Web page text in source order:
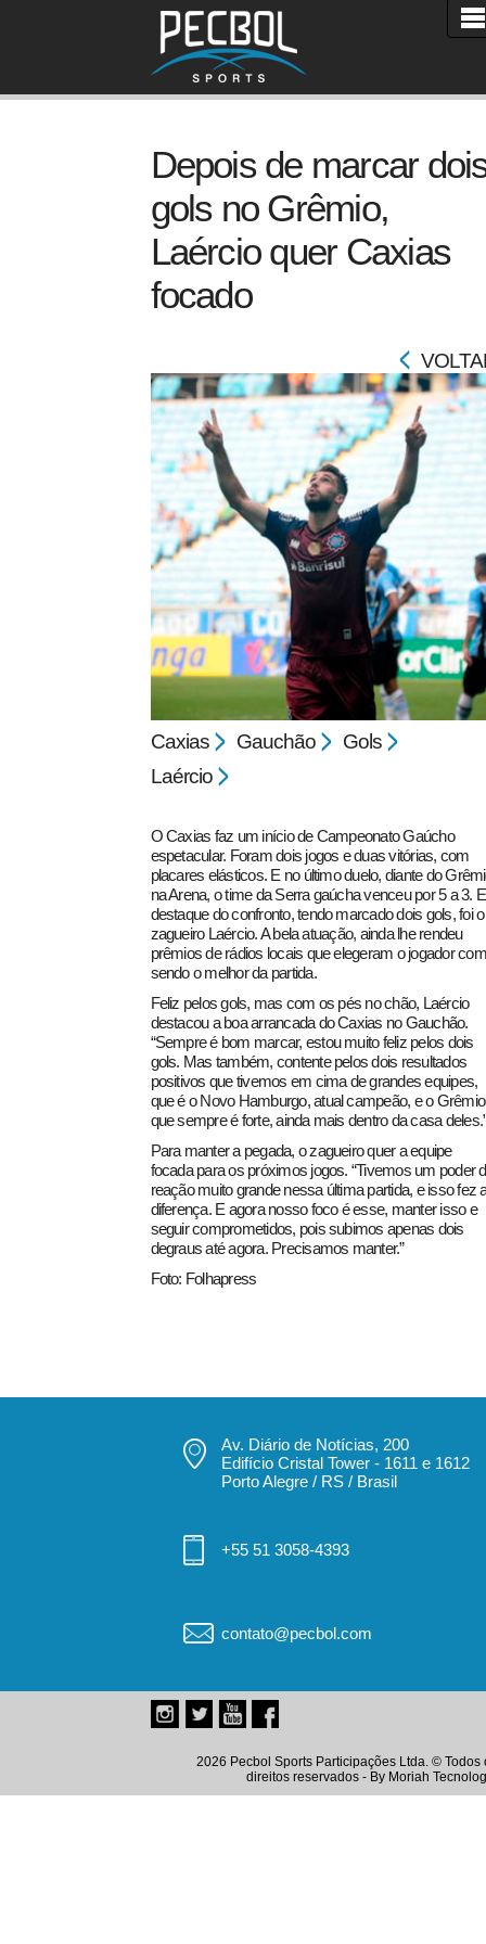
pecbol.com
Depois de marcar
gols no Grêmio,
Laércio quer Caxias
focado
Caxias Gauchão
Gols
Laércio
O Caxias faz um início de Campeonato Gaúcho
espetacular. Foram dois jogos e duas vitórias, com
placares elásticos. E no último duelo, diante do
na Arena, o time da Serra gaúcha venceu por 5 a 3.
destaque do confronto, tendo marcado dois gols, foi o
zagueiro Laércio. A bela atuação, ainda lhe rendeu
prêmios de rádios locais que elegeram o jogador
sendo o melhor da partida.
Feliz pelos gols, mas com os pés no chão, Laércio
destacou a boa arrancada do Caxias no Gauchão.
“Sempre é bom marcar, estou muito feliz pelos dois
gols. Mas também, contente pelos dois resultados
positivos que tivemos em cima de grandes equipes,
que é o Novo Hamburgo, atual campeão, e o
que sempre é forte, ainda mais dentro da casa
Para manter a pegada, o zagueiro quer a equipe
focada para os próximos jogos. “Tivemos um poder
reação muito grande nessa última partida, e isso fez
diferença. E agora nosso foco é esse, manter isso e
seguir comprometidos, pois subimos apenas dois
degraus até agora. Precisamos manter.”
Foto: Folhapress
Av. Diário de Notícias, 200
Edifício Cristal Tower - 1611 e 1612
Porto Alegre / RS / Brasil
+55 51 3058-4393
contato@pecbol.com
2026 Pecbol Sports Participações Ltda. © Todos
direitos reservados - By Moriah